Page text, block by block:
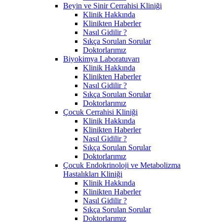
Beyin ve Sinir Cerrahisi Kliniği
Klinik Hakkında
Klinikten Haberler
Nasıl Gidilir ?
Sıkça Sorulan Sorular
Doktorlarımız
Biyokimya Laboratuvarı
Klinik Hakkında
Klinikten Haberler
Nasıl Gidilir ?
Sıkça Sorulan Sorular
Doktorlarımız
Çocuk Cerrahisi Kliniği
Klinik Hakkında
Klinikten Haberler
Nasıl Gidilir ?
Sıkça Sorulan Sorular
Doktorlarımız
Çocuk Endokrinoloji ve Metabolizma
Hastalıkları Kliniği
Klinik Hakkında
Klinikten Haberler
Nasıl Gidilir ?
Sıkça Sorulan Sorular
Doktorlarımız